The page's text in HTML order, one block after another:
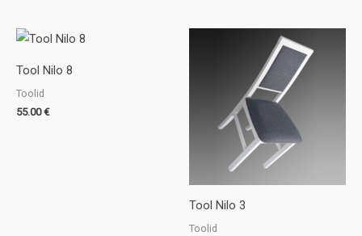
Tool Nilo 8
Toolid
55.00€
Tool Nilo 3
Toolid